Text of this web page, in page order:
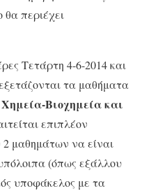
θα περιέχει
Τετάρτη 4-6-2014 και
τα μαθήματα
Χημεία-Βιοχημεία και
επιπλέον
μαθημάτων να είναι
(όπως εξάλλου
υποφάκελος με τα